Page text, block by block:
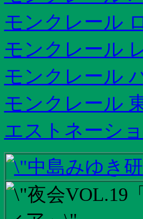
モンクレール
モンクレール
モンクレール
モンクレール
エストネーシ